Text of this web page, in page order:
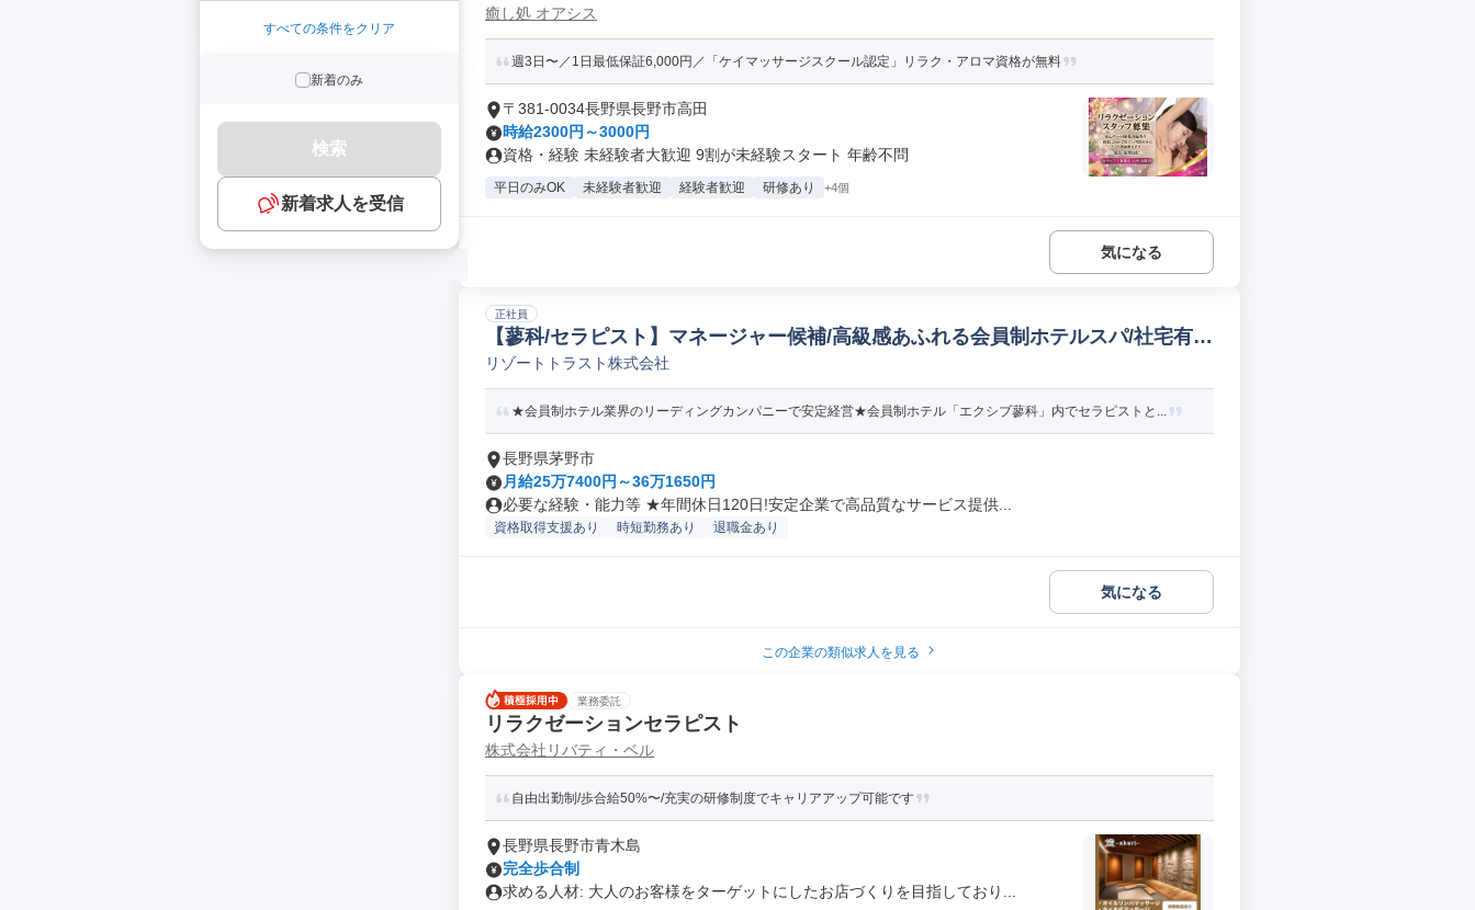
すべての条件をクリア
新着のみ
検索
新着求人を受信
癒し処 オアシス
週3日〜／1日最低保証6,000円／「ケイマッサージスクール認定」リラク・アロマ資格が無料
〒381-0034長野県長野市高田
時給2300円～3000円
資格・経験 未経験者大歓迎 9割が未経験スタート 年齢不問
平日のみOK 未経験者歓迎 経験者歓迎 研修あり +4個
気になる
正社員
【蓼科/セラピスト】マネージャー候補/高級感あふれる会員制ホテルスパ/社宅有
セラピスト
リゾートトラスト株式会社
★会員制ホテル業界のリーディングカンパニーで安定経営★会員制ホテル「エクシブ蓼科」内でセラピストと...
長野県茅野市
月給25万7400円～36万1650円
必要な経験・能力等 ★年間休日120日!安定企業で高品質なサービス提供...
資格取得支援あり 時短勤務あり 退職金あり
気になる
この企業の類似求人を見る
業務委託
リラクゼーションセラピスト
株式会社リバティ・ベル
自由出勤制/歩合給50%〜/充実の研修制度でキャリアアップ可能です
長野県長野市青木島
完全歩合制
求める人材: 大人のお客様をターゲットにしたお店づくりを目指しており...